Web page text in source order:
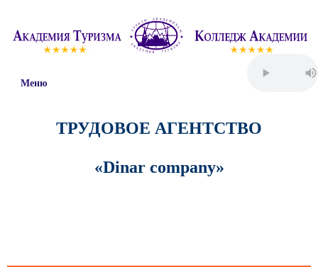
Меню
ТРУДОВОЕ АГЕНТСТВО
«Dinar company»